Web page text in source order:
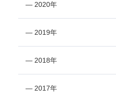
― 2020年
― 2019年
― 2018年
― 2017年